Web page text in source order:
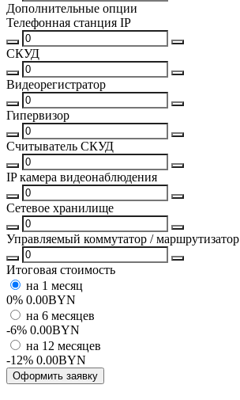
Дополнительные опции
Телефонная станция IP
СКУД
Видеорегистратор
Гипервизор
Считыватель СКУД
IP камера видеонаблюдения
Сетевое хранилище
Управляемый коммутатор / маршрутизатор
Итоговая стоимость
на 1 месяц
0% 0.00BYN
на 6 месяцев
-6% 0.00BYN
на 12 месяцев
-12% 0.00BYN
Оформить заявку